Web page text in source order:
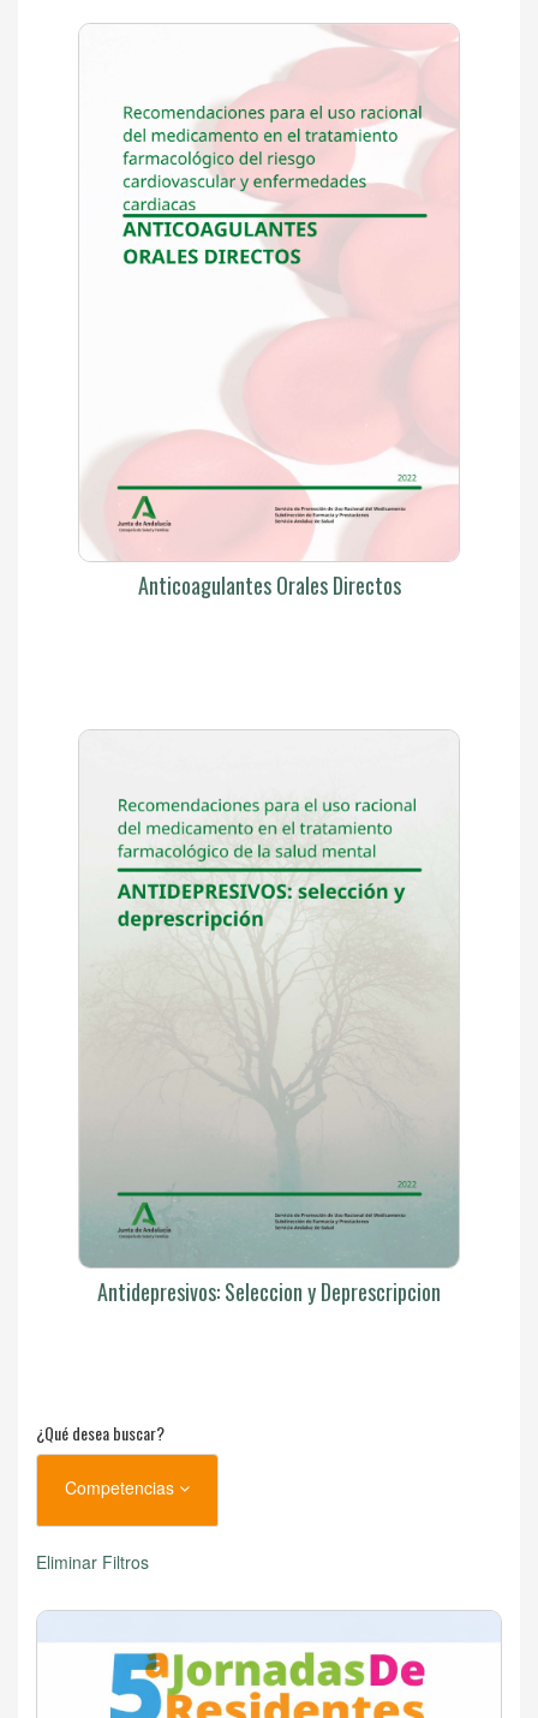
Anticoagulantes Orales Directos
Antidepresivos: Seleccion y Deprescripcion
¿Qué desea buscar?
Competencias
Eliminar Filtros